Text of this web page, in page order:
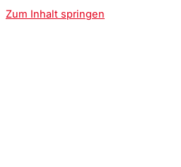
Zum Inhalt springen